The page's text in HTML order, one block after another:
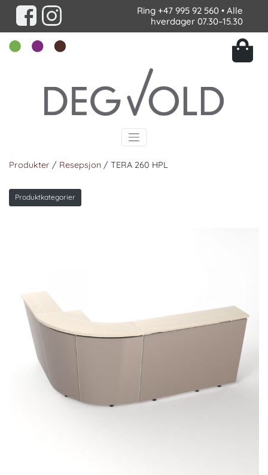
Ring +47 995 92 560 • Alle
hverdager 07.30–15.30
Produkter / Resepsjon / TERA 260 HPL
Produktkategorier